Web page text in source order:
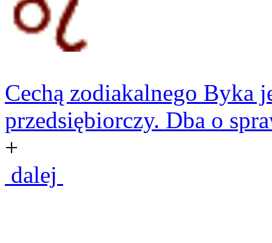
Cechą zodiakalnego Byka
przedsiębiorczy. Dba o
+
dalej